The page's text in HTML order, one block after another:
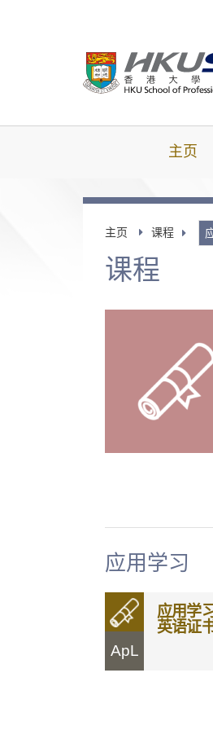
主页
主页 课程
课程
应用学习
ApL
应用学
英语证